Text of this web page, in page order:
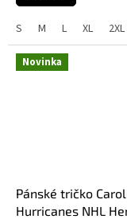
S M L XL 2XL
Novinka
Pánské tričko
Hurricanes NHL